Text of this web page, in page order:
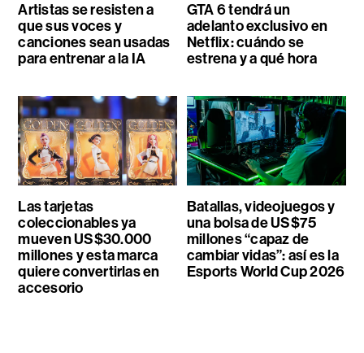
Artistas se resisten a
que sus voces y
canciones sean usadas
para entrenar a la IA
GTA 6 tendrá un
adelanto exclusivo en
Netflix: cuándo se
estrena y a qué hora
Las tarjetas
coleccionables ya
mueven US$30.000
millones y esta marca
quiere convertirlas en
accesorio
Batallas, videojuegos y
una bolsa de US$75
millones “capaz de
cambiar vidas”: así es la
Esports World Cup 2026